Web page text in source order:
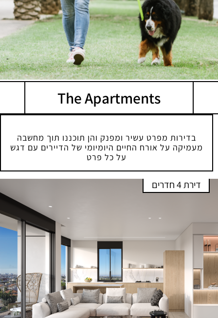
The Apartments
בדירות מפרט עשיר ומפנק והן תוכננו תוך מחשבה
מעמיקה על אורח החיים היומיומי של הדיירים עם דגש
על כל פרט
דירת 4 חדרים